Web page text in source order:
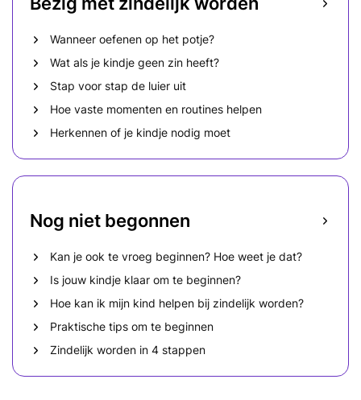
Wanneer oefenen op het potje?
Wat als je kindje geen zin heeft?
Stap voor stap de luier uit
Hoe vaste momenten en routines helpen
Herkennen of je kindje nodig moet
Nog niet begonnen
Kan je ook te vroeg beginnen? Hoe weet je dat?
Is jouw kindje klaar om te beginnen?
Hoe kan ik mijn kind helpen bij zindelijk worden?
Praktische tips om te beginnen
Zindelijk worden in 4 stappen